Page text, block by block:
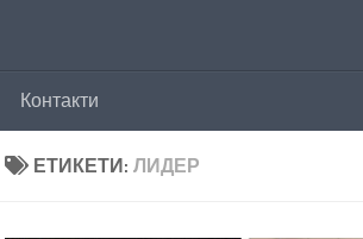
Контакти
ЕТИКЕТИ: ЛИДЕР